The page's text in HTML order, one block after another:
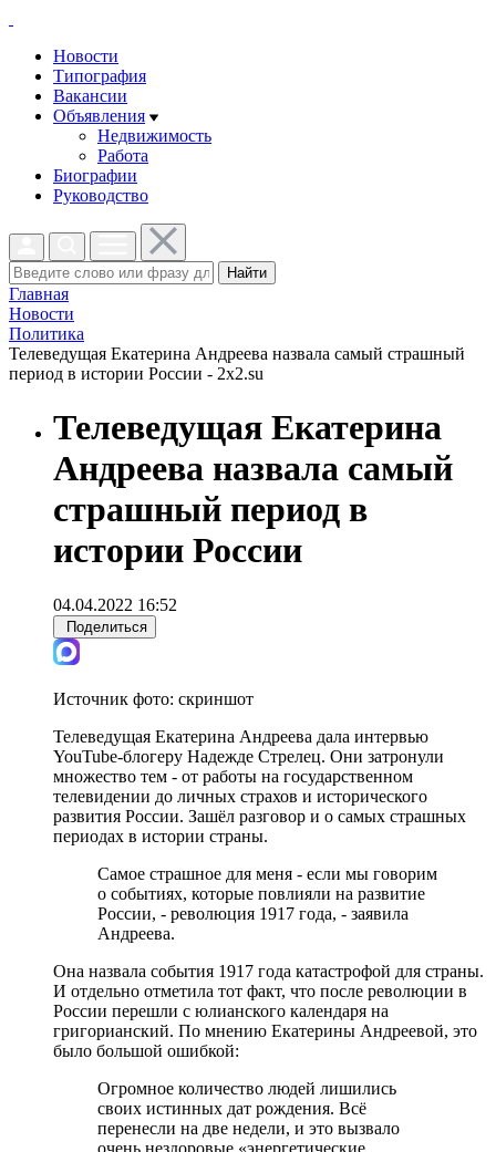
Новости
Типография
Вакансии
Объявления
Недвижимость
Работа
Биографии
Руководство
Найти
Главная
Новости
Политика
Телеведущая Екатерина Андреева назвала самый страшный
период в истории России - 2x2.su
Телеведущая Екатерина
Андреева назвала самый
страшный период в
истории России
04.04.2022 16:52
Поделиться
Источник фото: скриншот
Телеведущая Екатерина Андреева дала интервью
YouTube-блогеру Надежде Стрелец. Они затронули
множество тем - от работы на государственном
телевидении до личных страхов и исторического
развития России. Зашёл разговор и о самых страшных
периодах в истории страны.
Самое страшное для меня - если мы говорим
о событиях, которые повлияли на развитие
России, - революция 1917 года, - заявила
Андреева.
Она назвала события 1917 года катастрофой для страны.
И отдельно отметила тот факт, что после революции в
России перешли с юлианского календаря на
григорианский. По мнению Екатерины Андреевой, это
было большой ошибкой:
Огромное количество людей лишились
своих истинных дат рождения. Всё
перенесли на две недели, и это вызвало
очень нездоровые «энергетические